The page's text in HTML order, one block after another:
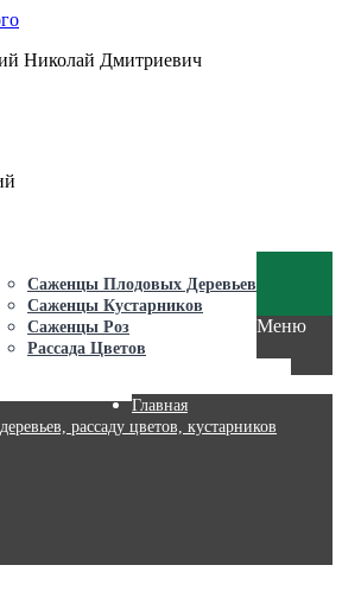
Николай Дмитриевич
Саженцы Плодовых Деревьев
Саженцы Кустарников
Саженцы Роз
Рассада Цветов
Меню
Главная
рассаду цветов, кустарников